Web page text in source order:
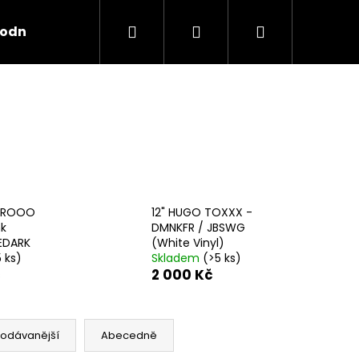
podmínky Hledat PřihlášeníNákupní
ks)
12" HUGO TOXXX -
DMNKFR / JBSWG
(White Vinyl)
Skladem (>5 ks)
2 000 Kč
Abecedně